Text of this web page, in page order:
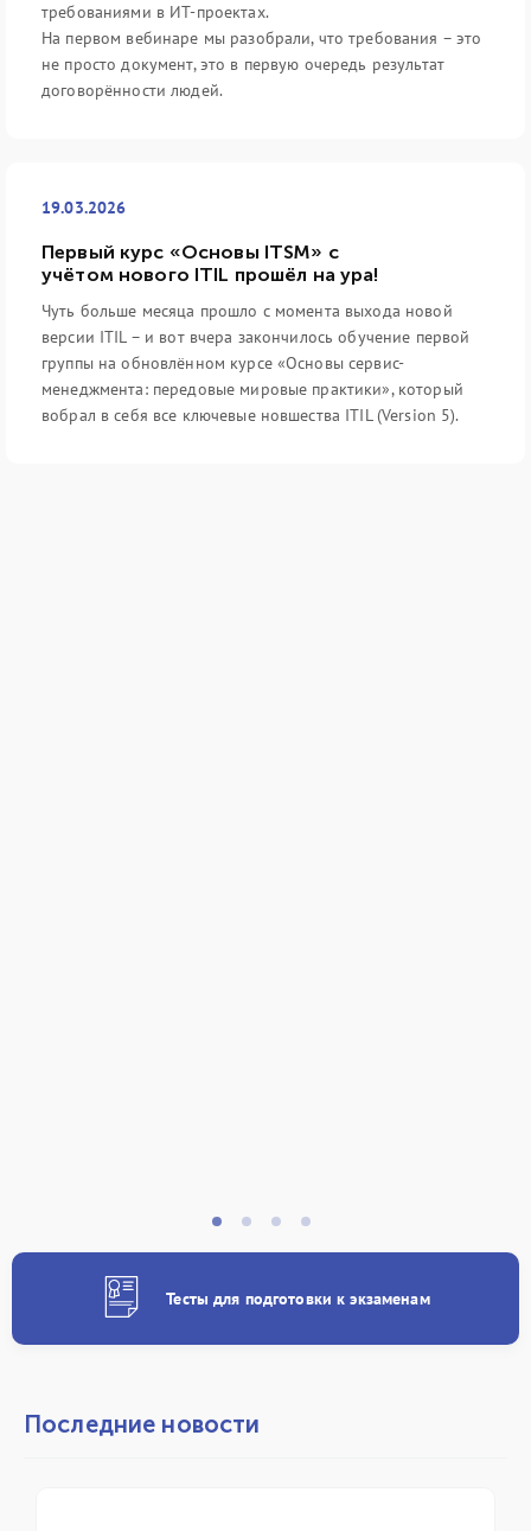
Тесты для подготовки к экзаменам
требованиями в ИТ-проектах.
На первом вебинаре мы разобрали, что требования – это
не просто документ, это в первую очередь результат
договорённости людей.
19.03.2026
Первый курс «Основы ITSM» с
учётом нового ITIL прошёл на ура!
Чуть больше месяца прошло с момента выхода новой
версии ITIL – и вот вчера закончилось обучение первой
группы на обновлённом курсе «Основы сервис-
менеджмента: передовые мировые практики», который
вобрал в себя все ключевые новшества ITIL (Version 5).
Последние новости